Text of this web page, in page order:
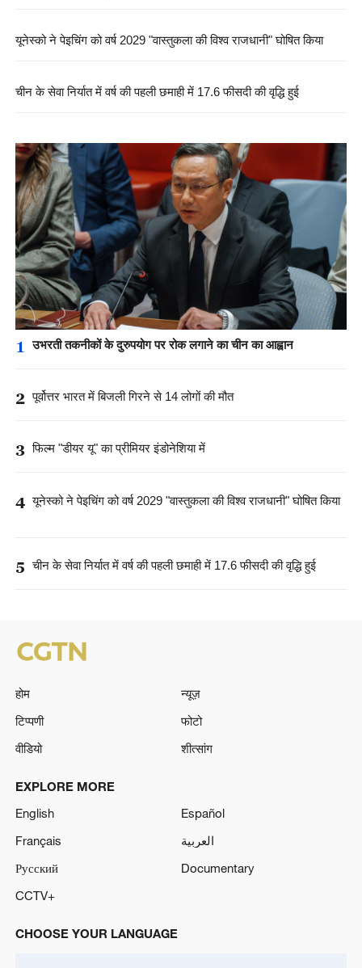
यूनेस्को ने पेइचिंग को वर्ष 2029 "वास्तुकला की विश्व राजधानी" घोषित किया
चीन के सेवा निर्यात में वर्ष की पहली छमाही में 17.6 फीसदी की वृद्धि हुई
1 उभरती तकनीकों के दुरुपयोग पर रोक लगाने का चीन का आह्वान
2 पूर्वोत्तर भारत में बिजली गिरने से 14 लोगों की मौत
3 फिल्म "डीयर यू" का प्रीमियर इंडोनेशिया में
4 यूनेस्को ने पेइचिंग को वर्ष 2029 "वास्तुकला की विश्व राजधानी" घोषित किया
5 चीन के सेवा निर्यात में वर्ष की पहली छमाही में 17.6 फीसदी की वृद्धि हुई
होम
न्यूज़
टिप्पणी
फोटो
वीडियो
शीत्सांग
EXPLORE MORE
English
Español
Français
العربية
Русский
Documentary
CCTV+
CHOOSE YOUR LANGUAGE